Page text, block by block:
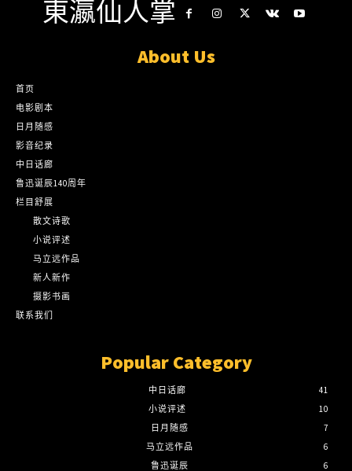
東瀛仙人掌
About Us
首页
电影剧本
日月随感
影音纪录
中日话廊
鲁迅诞辰140周年
栏目舒展
散文诗歌
小说评述
马立远作品
新人新作
摄影书画
联系我们
Popular Category
中日话廊
41
小说评述
10
日月随感
7
马立远作品
6
鲁迅诞辰
6